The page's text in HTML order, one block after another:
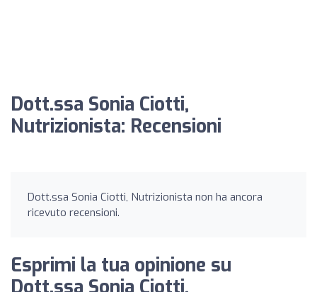
Dott.ssa Sonia Ciotti,
Nutrizionista: Recensioni
Dott.ssa Sonia Ciotti, Nutrizionista non ha ancora
ricevuto recensioni.
Esprimi la tua opinione su